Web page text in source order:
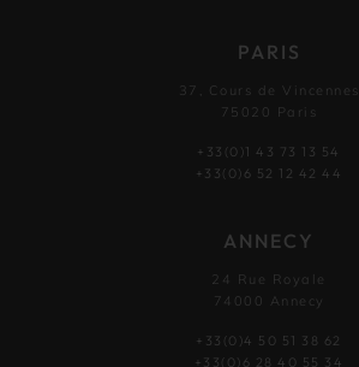
PARIS
37, Cours de Vincennes
75020 Paris
+33(0)1 43 73 13 54
+33(0)6 52 12 42 44
ANNECY
24 Rue Royale
74000 Annecy
+33(0)4 50 51 38 62
+33(0)6 28 40 55 34